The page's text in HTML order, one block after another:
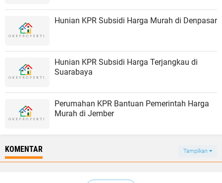
Hunian KPR Subsidi Harga Murah di Denpasar
Hunian KPR Subsidi Harga Terjangkau di
Suarabaya
Perumahan KPR Bantuan Pemerintah Harga
Murah di Jember
KOMENTAR Tampilkan